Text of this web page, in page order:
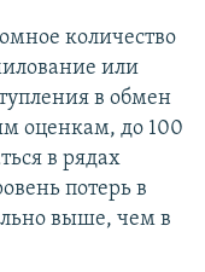
количество
или
в обмен
оценкам, до 100
в рядах
потерь в
выше, чем в